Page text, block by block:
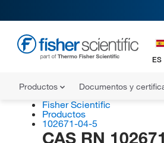
ES
Productos Documentos y
Fisher Scientific
Productos
102671-04-5
CAS RN